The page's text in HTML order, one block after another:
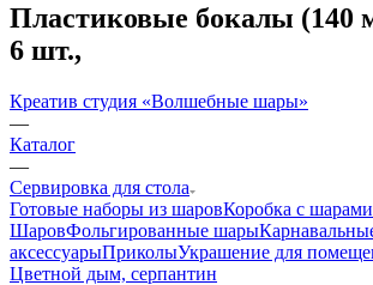
Пластиковые бокалы (140
6 шт.,
Креатив студия «Волшебные шары»
—
Каталог
—
Сервировка для стола
Готовые наборы из шаровКоробка с шарами
ШаровФольгированные шары
аксессуарыПриколыУкрашение для
Цветной дым, серпантин